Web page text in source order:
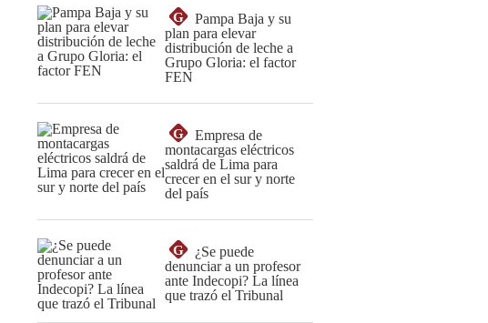
G
Pampa Baja y su
plan para elevar
distribución de leche a
Grupo Gloria: el factor
FEN
G
Empresa de
montacargas eléctricos
saldrá de Lima para
crecer en el sur y norte
del país
G
¿Se puede
denunciar a un profesor
ante Indecopi? La línea
que trazó el Tribunal